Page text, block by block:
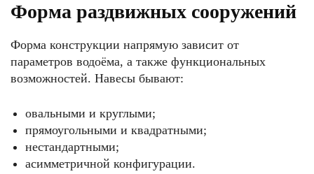
Форма раздвижных сооружений
Форма конструкции напрямую зависит от
параметров водоёма, а также функциональных
возможностей. Навесы бывают:
овальными и круглыми;
прямоугольными и квадратными;
нестандартными;
асимметричной конфигурации.